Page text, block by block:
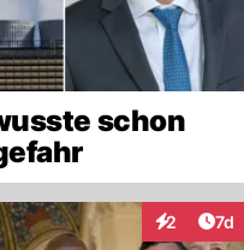
schon
2 7d